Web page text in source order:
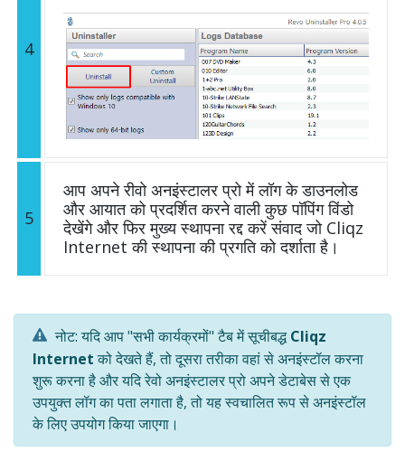
4
5
आप अपने रीवो अनइंस्टालर प्रो में लॉग के डाउनलोड
और आयात को प्रदर्शित करने वाली कुछ पॉपिंग विंडो
देखेंगे और फिर मुख्य स्थापना रद्द करें संवाद जो Cliqz
Internet की स्थापना की प्रगति को दर्शाता है।
नोट: यदि आप "सभी कार्यक्रमों" टैब में सूचीबद्धCliqz
Internetको देखते हैं, तो दूसरा तरीका वहां से अनइंस्टॉल करना
शुरू करना है और यदि रेवो अनइंस्टालर प्रो अपने डेटाबेस से एक
उपयुक्त लॉग का पता लगाता है, तो यह स्वचालित रूप से अनइंस्टॉल
के लिए उपयोग किया जाएगा।